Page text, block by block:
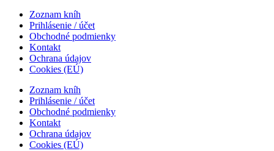
Zoznam kníh
Prihlásenie / účet
Obchodné podmienky
Kontakt
Ochrana údajov
Cookies (EÚ)
Zoznam kníh
Prihlásenie / účet
Obchodné podmienky
Kontakt
Ochrana údajov
Cookies (EÚ)